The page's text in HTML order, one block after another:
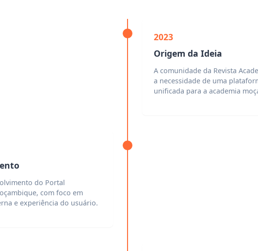
2023
Origem da Ideia
A comunidade da Revista
a necessidade de uma
unificada para a academia
do Portal
com foco em
e experiência do usuário.